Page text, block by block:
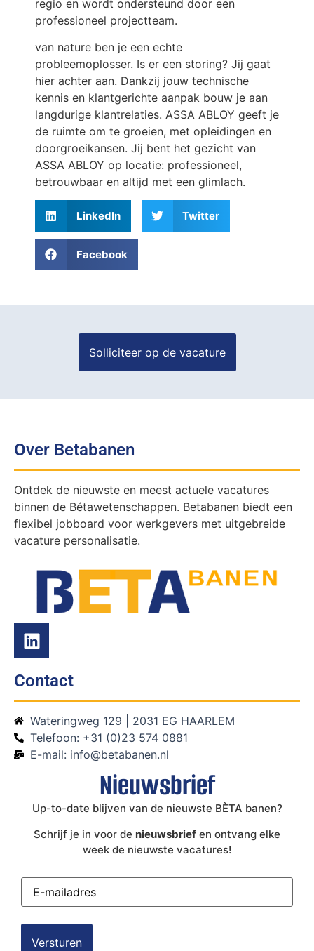
regio en wordt ondersteund door een
professioneel projectteam.
van nature ben je een echte
probleemoplosser. Is er een storing? Jij gaat
hier achter aan. Dankzij jouw technische
kennis en klantgerichte aanpak bouw je aan
langdurige klantrelaties. ASSA ABLOY geeft je
de ruimte om te groeien, met opleidingen en
doorgroeikansen. Jij bent het gezicht van
ASSA ABLOY op locatie: professioneel,
betrouwbaar en altijd met een glimlach.
LinkedIn Twitter
Facebook
Over Betabanen
Ontdek de nieuwste en meest actuele vacatures
binnen de Bétawetenschappen. Betabanen biedt een
flexibel jobboard voor werkgevers met uitgebreide
vacature personalisatie.
Contact
Wateringweg 129 | 2031 EG HAARLEM
Telefoon: +31 (0)23 574 0881
E-mail: info@betabanen.nl
Nieuwsbrief
Up-to-date blijven van de nieuwste BÈTA banen?
Schrijf je in voor de nieuwsbrief en ontvang elke
week de nieuwste vacatures!
E-
mailadres(Vereist)